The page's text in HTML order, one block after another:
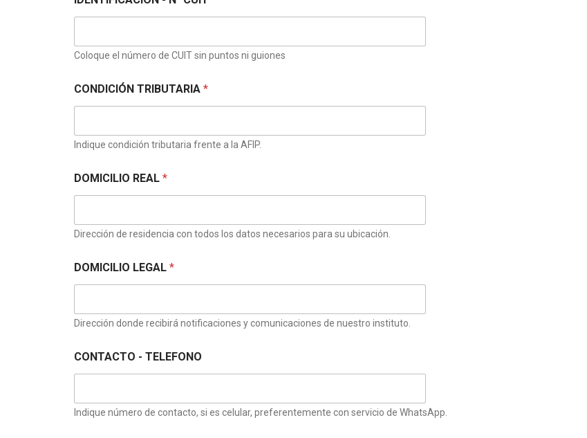
Coloque el número de CUIT sin puntos ni guiones
CONDICIÓN TRIBUTARIA *
Indique condición tributaria frente a la AFIP.
DOMICILIO REAL *
Dirección de residencia con todos los datos necesarios para su ubicación.
DOMICILIO LEGAL *
Dirección donde recibirá notificaciones y comunicaciones de nuestro instituto.
CONTACTO - TELEFONO
Indique número de contacto, si es celular, preferentemente con servicio de WhatsApp.